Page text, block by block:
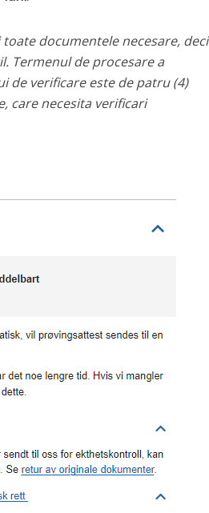
documentele necesare, deci
Termenul de procesare a
de verificare este de patru (4)
care necesita verificari